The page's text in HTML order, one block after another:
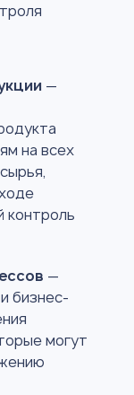
—
на всех
контроль
—
бизнес-
могут